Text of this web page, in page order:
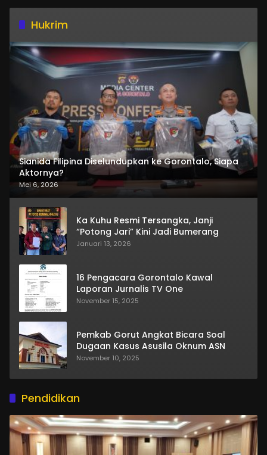
Hukrim
Sianida Filipina Diselundupkan ke Gorontalo, Siapa
Aktornya?
Mei 6, 2026
Ka Kuhu Resmi Tersangka, Janji
“Potong Jari” Kini Jadi Bumerang
Januari 13, 2026
16 Pengacara Gorontalo Kawal
Laporan Jurnalis TV One
November 15, 2025
Pemkab Gorut Angkat Bicara Soal
Dugaan Kasus Asusila Oknum ASN
November 10, 2025
Pendidikan